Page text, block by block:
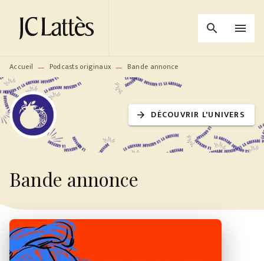
MENU RECHERCHE
PIED DE PAGE
search menu
Accueil — Podcasts originaux — Bande annonce
arrow_forward DÉCOUVRIR L'UNIVERS
Bande annonce